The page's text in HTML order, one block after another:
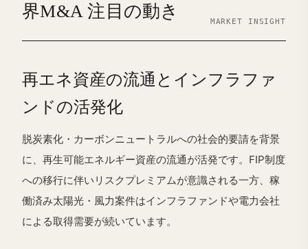
界M&A 注目の動き
MARKET INSIGHT
再エネ資産の流通とインフラファ
ンドの活発化
脱炭素化・カーボンニュートラルへの社会的要請を背景
に、再生可能エネルギー資産の流通が活発です。FIP制度
への移行に伴いリスクプレミアムが意識される一方、稼
働済み太陽光・風力案件はインフラファンドや電力会社
による取得需要が続いています。